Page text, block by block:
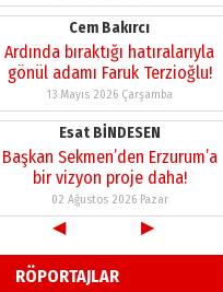
26 Mart 2026 Perşembe
Cem Bakırcı
Ardında bıraktığı hatıralarıyla
gönül adamı Faruk Terzioğlu!
13 Mayıs 2026 Çarşamba
Esat BİNDESEN
Başkan Sekmen’den Erzurum’a
bir vizyon proje daha!
02 Ağustos 2026 Pazar
Kadir SABUNCUOĞLU
Erzurumspor’un köşe taşları
29 Haziran 2026 Pazartesi
◀ ▶
RÖPORTAJLAR